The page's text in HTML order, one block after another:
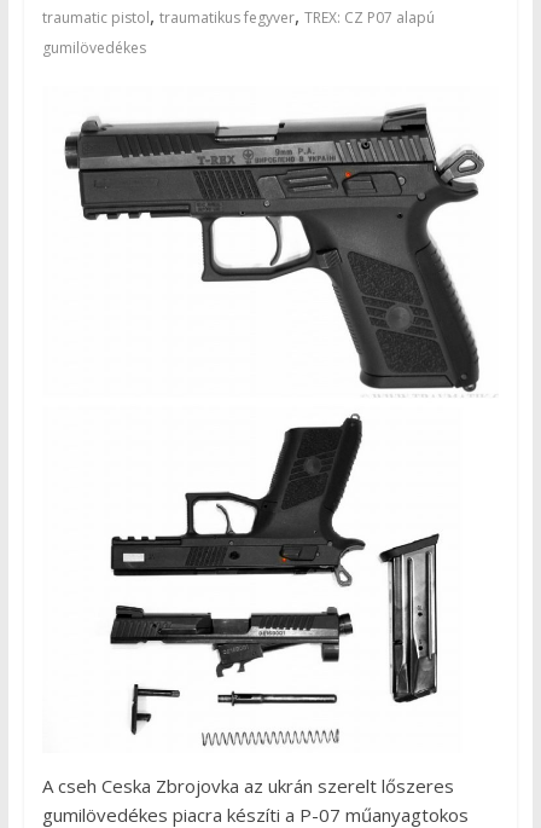
traumatic pistol, traumatikus fegyver, TREX: CZ P07 alapú
gumilövedékes
A cseh Ceska Zbrojovka az ukrán szerelt lőszeres
gumilövedékes piacra készíti a P-07 műanyagtokos